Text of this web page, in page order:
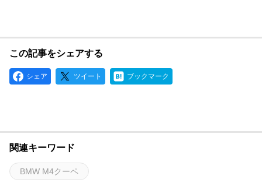
この記事をシェアする
シェア ツイート ブックマーク
関連キーワード
BMW M4クーペ